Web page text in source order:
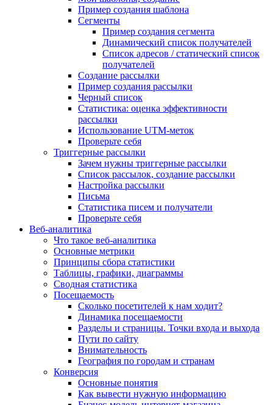
Пример создания шаблона
Сегменты
Пример создания сегмента
Динамический список получателей
Список адресов / статический список
получателей
Создание рассылки
Пример создания рассылки
Черный список
Статистика: оценка эффективности
рассылки
Использование UTM-меток
Проверьте себя
Триггерные рассылки
Зачем нужны триггерные рассылки
Список рассылок, создание рассылки
Настройка рассылки
Письма
Статистика писем и получатели
Проверьте себя
Веб-аналитика
Что такое веб-аналитика
Основные метрики
Принципы сбора статистики
Таблицы, графики, диаграммы
Сводная статистика
Посещаемость
Сколько посетителей к нам ходит?
Динамика посещаемости
Разделы и страницы. Точки входа и выхода
Пути по сайту
Внимательность
География по городам и странам
Конверсия
Основные понятия
Как вывести нужную информацию